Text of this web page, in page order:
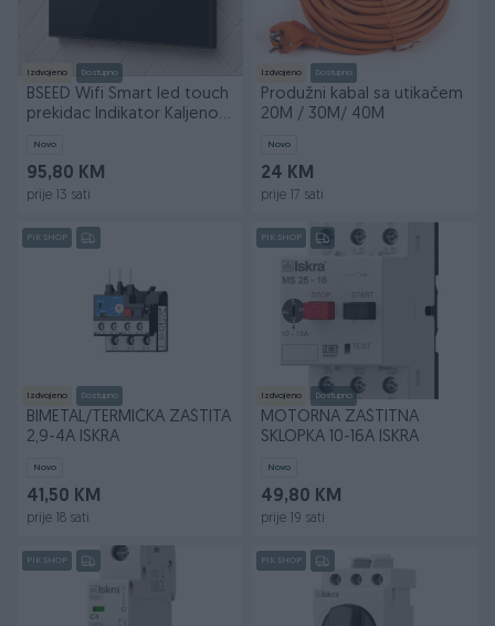
Izdvojeno Dostupno
BSEED Wifi Smart led touch
prekidac Indikator Kaljeno
Novo
95,80 KM
prije 13 sati
Izdvojeno Dostupno
Produžni kabal sa utikačem
20M / 30M/ 40M
Novo
24 KM
prije 17 sati
PIK SHOP
Izdvojeno Dostupno
BIMETAL/TERMIČKA ZAŠTITA
2,9-4A ISKRA
Novo
41,50 KM
prije 18 sati
PIK SHOP
Izdvojeno Dostupno
MOTORNA ZAŠTITNA
SKLOPKA 10-16A ISKRA
Novo
49,80 KM
prije 19 sati
PIK SHOP PIK SHOP